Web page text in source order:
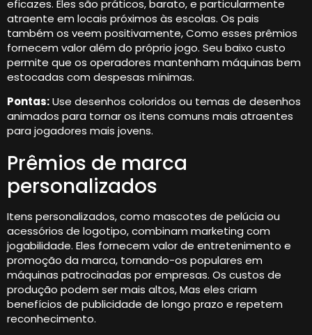
eficazes. Eles são práticos, barato, e particularmente
atraente em locais próximos às escolas. Os pais
também os veem positivamente, Como esses prêmios
fornecem valor além do próprio jogo. Seu baixo custo
permite que os operadores mantenham máquinas bem
estocadas com despesas mínimas.
Pontas:Use desenhos coloridos ou temas de desenhos
animados para tornar os itens comuns mais atraentes
para jogadores mais jovens.
Prêmios de marca
personalizados
Itens personalizados, como mascotes de pelúcia ou
acessórios de logotipo, combinam marketing com
jogabilidade. Eles fornecem valor de entretenimento e
promoção da marca, tornando-os populares em
máquinas patrocinadas por empresas. Os custos de
produção podem ser mais altos, Mas eles criam
benefícios de publicidade de longo prazo e repetem
reconhecimento.